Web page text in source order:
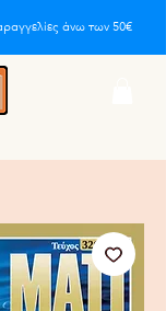
άνω των 50€